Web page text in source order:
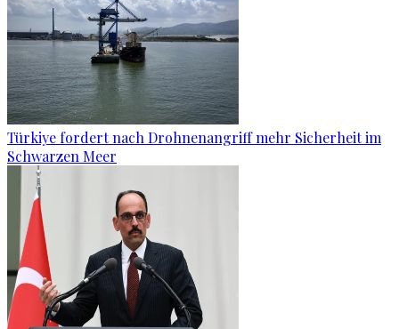
Türkiye fordert nach Drohnenangriff mehr Sicherheit im
Schwarzen Meer